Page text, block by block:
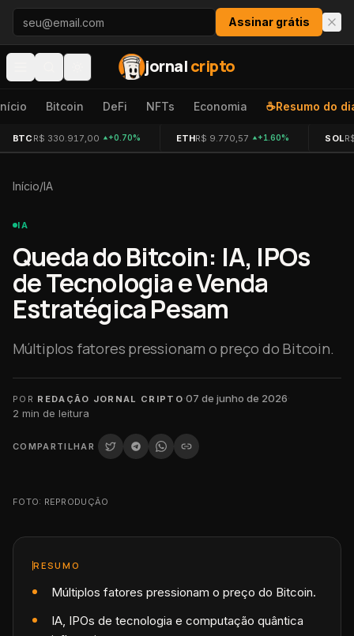
Pular para o conteúdo
Assinar grátis
jornalcripto
Bitcoin DeFi NFTs Economia ☕Resumo do
BTC R$ 330.917,00 +0.70% ETHR$ 9.770,57 +1.60% SOL
Início/IA
IA
Queda do Bitcoin: IA, IPOs
de Tecnologia e Venda
Estratégica Pesam
Múltiplos fatores pressionam o preço do Bitcoin.
POR REDAÇÃO JORNAL CRIPTO·07 de junho de 2026·
2 min de leitura
COMPARTILHAR
FOTO: REPRODUÇÃO
RESUMO
Múltiplos fatores pressionam o preço do Bitcoin.
IA, IPOs de tecnologia e computação quântica